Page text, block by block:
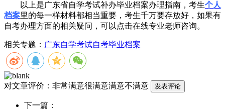
以上是广东省自学考试补办毕业档案办理指南，考生个人
档案里的每一样材料都相当重要，考生千万要存放好，如果有
自考办理方面的相关疑问，可以点击在线专业老师咨询。
相关专题： 广东自学考试自考毕业档案
对文章评价： 非常满意很满意满意不满意
下一篇：